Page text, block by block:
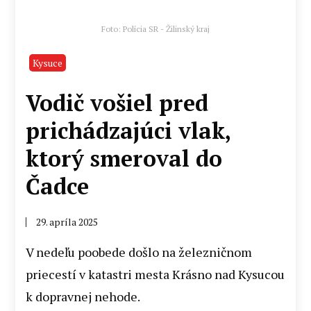
Foto: Polícia SR - Žilinský kraj
Kysuce
Vodič vošiel pred
prichádzajúci vlak,
ktorý smeroval do
Čadce
29. apríla 2025
Vnedeľu poobede došlo na železničnom
priecestí v katastri mesta Krásno nad Kysucou
k dopravnej nehode.